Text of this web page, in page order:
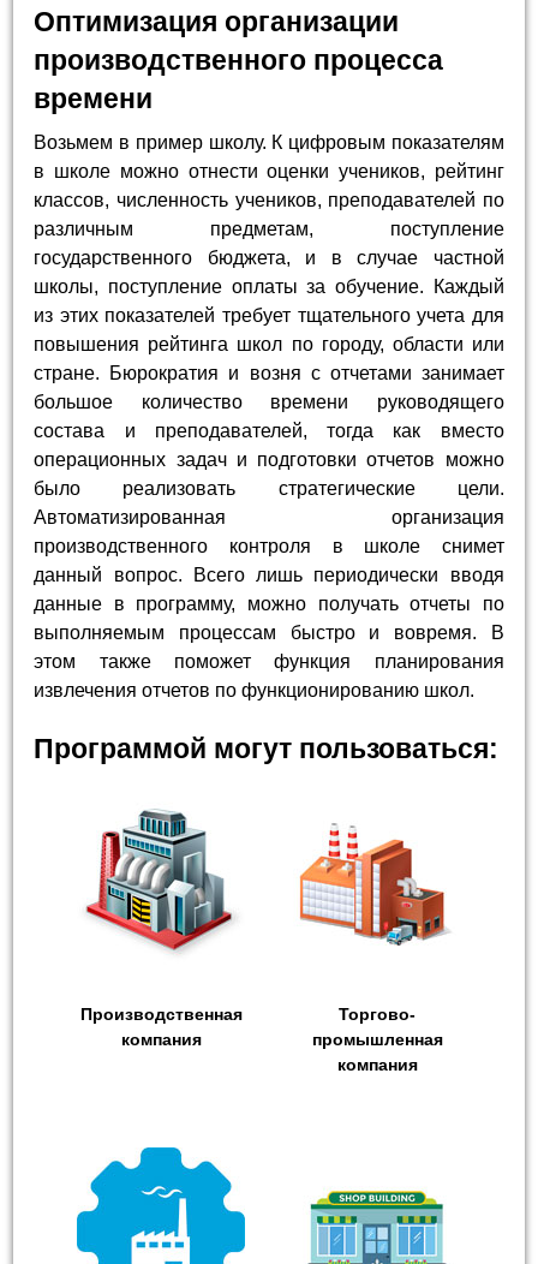
Оптимизация организации
производственного процесса
времени
Возьмем в пример школу. К цифровым показателям
в школе можно отнести оценки учеников, рейтинг
классов, численность учеников, преподавателей по
различным предметам, поступление
государственного бюджета, и в случае частной
школы, поступление оплаты за обучение. Каждый
из этих показателей требует тщательного учета для
повышения рейтинга школ по городу, области или
стране. Бюрократия и возня с отчетами занимает
большое количество времени руководящего
состава и преподавателей, тогда как вместо
операционных задач и подготовки отчетов можно
было реализовать стратегические цели.
Автоматизированная организация
производственного контроля в школе снимет
данный вопрос. Всего лишь периодически вводя
данные в программу, можно получать отчеты по
выполняемым процессам быстро и вовремя. В
этом также поможет функция планирования
извлечения отчетов по функционированию школ.
Программой могут пользоваться:
Производственная
компания
Торгово-
промышленная
компания